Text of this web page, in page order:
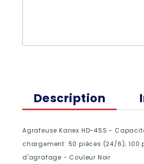
Description
Agrafeuse Kanex HD-45S -
chargement: 50 pièces (24/6);
d'agrafage - Couleur Noir